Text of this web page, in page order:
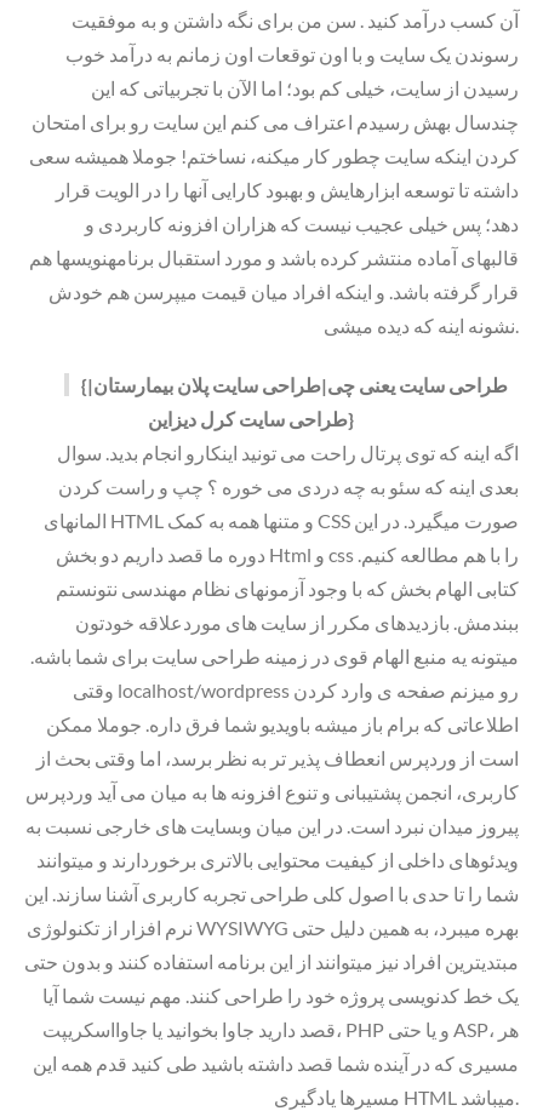
آن کسب درآمد کنید . سن من برای نگه داشتن و به موفقیت
رسوندن یک سایت و با اون توقعات اون زمانم به درآمد خوب
رسیدن از سایت، خیلی کم بود؛ اما الآن با تجربیاتی که این
چندسال بهش رسیدم اعتراف می کنم این سایت رو برای امتحان
کردن اینکه سایت چطور کار میکنه، نساختم! جوملا همیشه سعی
داشته تا توسعه ابزارهایش و بهبود کارایی آنها را در الویت قرار
دهد؛ پس خیلی عجیب نیست که هزاران افزونه کاربردی و
قالبهای آماده منتشر کرده باشد و مورد استقبال برنامهنویسها هم
قرار گرفته باشد. و اینکه افراد میان قیمت میپرسن هم خودش
نشونه اینه که دیده میشی.
{طراحی سایت یعنی چی|طراحی سایت پلان بیمارستان|
طراحی سایت کرل دیزاین}
اگه اینه که توی پرتال راحت می تونید اینکارو انجام بدید. سوال
بعدی اینه که سئو به چه دردی می خوره ؟ چپ و راست کردن
المانهای HTML و متنها همه به کمک CSS صورت میگیرد. در این
دوره ما قصد داریم دو بخش Html و css را با هم مطالعه کنیم.
کتابی الهام بخش که با وجود آزمونهای نظام مهندسی نتونستم
ببندمش. بازدیدهای مکرر از سایت های موردعلاقه خودتون
میتونه یه منبع الهام قوی در زمینه طراحی سایت برای شما باشه.
وقتی localhost/wordpress رو میزنم صفحه ی وارد کردن
اطلاعاتی که برام باز میشه باویدیو شما فرق داره. جوملا ممکن
است از وردپرس انعطاف پذیر تر به نظر برسد، اما وقتی بحث از
کاربری، انجمن پشتیبانی و تنوع افزونه ها به میان می آید وردپرس
پیروز میدان نبرد است. در این میان وبسایت های خارجی نسبت به
ویدئوهای داخلی از کیفیت محتوایی بالاتری برخوردارند و میتوانند
شما را تا حدی با اصول کلی طراحی تجربه کاربری آشنا سازند. این
نرم افزار از تکنولوژی WYSIWYG بهره میبرد، به همین دلیل حتی
مبتدیترین افراد نیز میتوانند از این برنامه استفاده کنند و بدون حتی
یک خط کدنویسی پروژه خود را طراحی کنند. مهم نیست شما آیا
قصد دارید جاوا بخوانید یا جاوااسکریپت، PHP و یا حتی ASP، هر
مسیری که در آینده شما قصد داشته باشید طی کنید قدم همه این
مسیرها یادگیری HTML میباشد.